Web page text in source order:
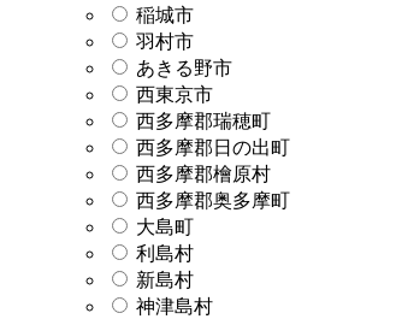
稲城市
羽村市
あきる野市
西東京市
西多摩郡瑞穂町
西多摩郡日の出町
西多摩郡檜原村
西多摩郡奥多摩町
大島町
利島村
新島村
神津島村